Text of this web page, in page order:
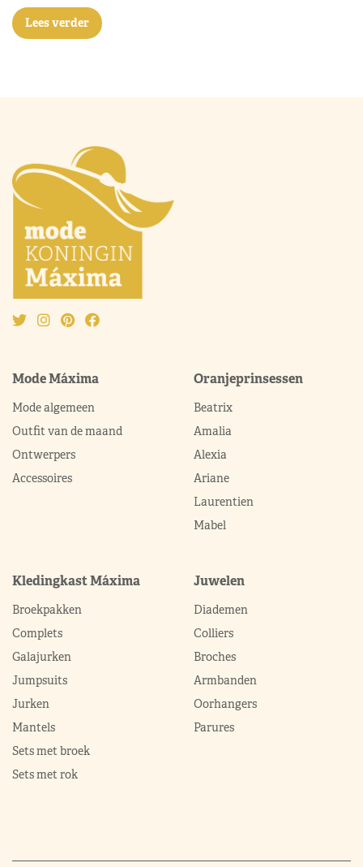
Lees verder
Mode Máxima
Mode algemeen
Outfit van de maand
Ontwerpers
Accessoires
Oranjeprinsessen
Beatrix
Amalia
Alexia
Ariane
Laurentien
Mabel
Kledingkast Máxima
Broekpakken
Complets
Galajurken
Jumpsuits
Jurken
Mantels
Sets met broek
Sets met rok
Juwelen
Diademen
Colliers
Broches
Armbanden
Oorhangers
Parures